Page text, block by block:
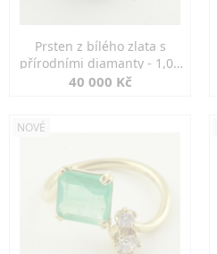
Prsten z bílého zlata s
přírodními diamanty - 1,00
ct
40 000 Kč
NOVÉ